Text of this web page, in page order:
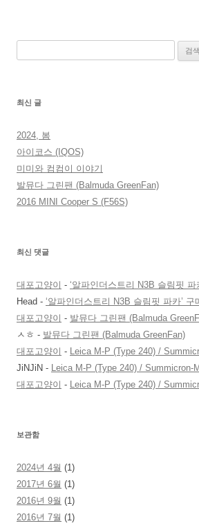
최신 글
2024, 봄
아이코스 (IQOS)
미미와 컴컴이 이야기
발뮤다 그린팬 (Balmuda GreenFan)
2016 MINI Cooper S (F56S)
최신 댓글
대포고양이 - ‘알파인더스트리 N3B 슬림핏 파
Head - ‘알파인더스트리 N3B 슬림핏 파카’ 구
대포고양이 - 발뮤다 그린팬 (Balmuda
ㅅㅎ - 발뮤다 그린팬 (Balmuda GreenFan)
대포고양이 - Leica M-P (Type 240) /
JiNJiN - Leica M-P (Type 240) / Summicron-
대포고양이 - Leica M-P (Type 240) /
보관함
2024년 4월 (1)
2017년 6월 (1)
2016년 9월 (1)
2016년 7월 (1)